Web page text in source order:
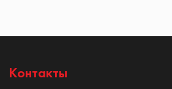
Контакты